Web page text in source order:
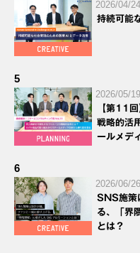
2026/04/24
持続可能
5
2026/05/19
【第11
戦略的活
ールメデ
6
2026/06/26
SNS施策
る、「界
とは？